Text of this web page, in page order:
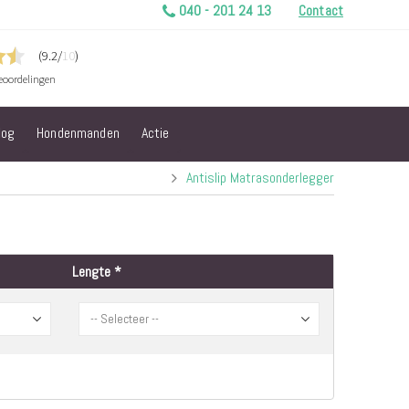
040 - 201 24 13 Contact
Hondenmanden Actie
Antislip Matrasonderlegger
Lengte